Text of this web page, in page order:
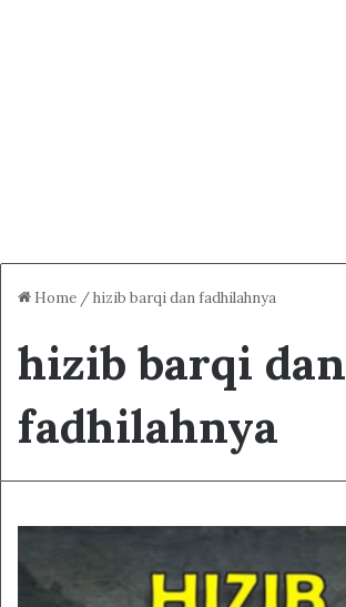
Home /hizib barqi dan fadhilahnya
hizib barqi dan
fadhilahnya